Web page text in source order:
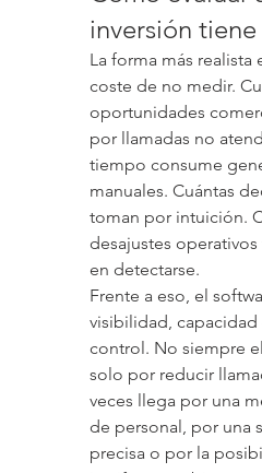
inversión
La forma más realista
coste de no medir.
oportunidades
por llamadas no
tiempo consume
manuales. Cuántas
toman por intuición.
desajustes operativos
en detectarse.
Frente a eso, el
visibilidad, capacidad
control. No siempre
solo por reducir
veces llega por una
de personal, por una
precisa o por la